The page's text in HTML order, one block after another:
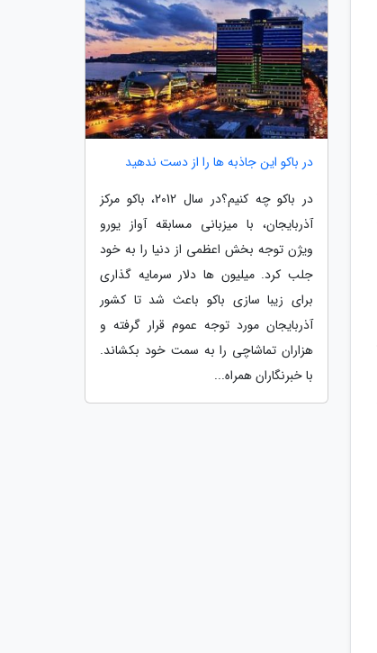
در باکو این جاذبه ها را از دست ندهید
در باکو چه کنیم؟در سال 2012، باکو مرکز
آذربایجان، با میزبانی مسابقه آواز یورو
ویژن توجه بخش اعظمی از دنیا را به خود
جلب کرد. میلیون ها دلار سرمایه گذاری
برای زیبا سازی باکو باعث شد تا کشور
آذربایجان مورد توجه عموم قرار گرفته و
هزاران تماشاچی را به سمت خود بکشاند.
با خبرنگاران همراه...